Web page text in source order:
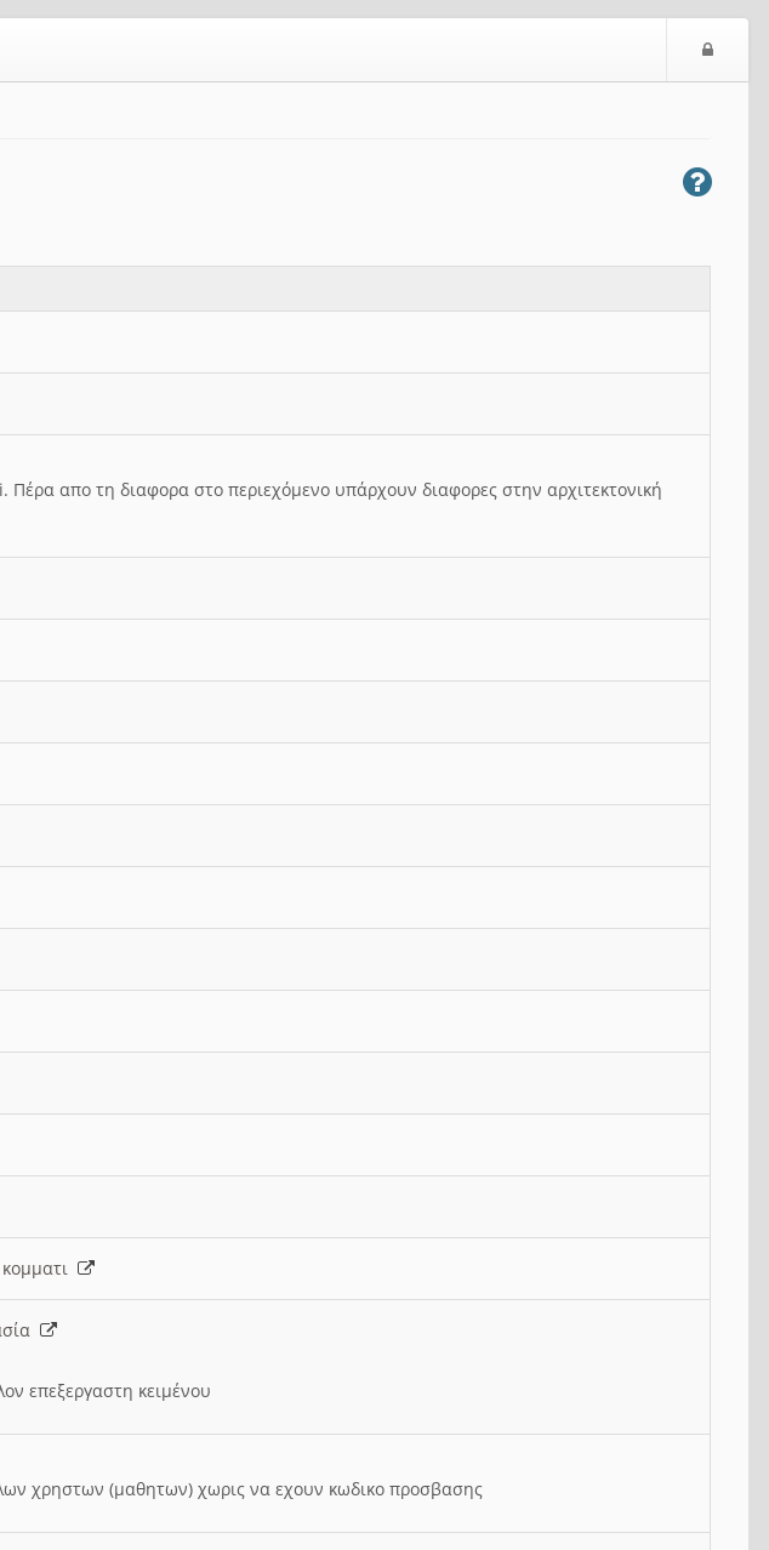
απο τη διαφορα στο περιεχόμενο υπάρχουν διαφορες στην αρχιτεκτονική
κομματι
επεξεργαστη κειμένου
χρηστων (μαθητων) χωρις να εχουν κωδικο προσβασης